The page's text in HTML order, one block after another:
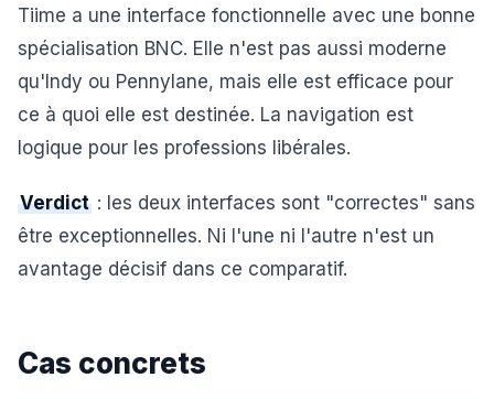
Tiime a une interface fonctionnelle avec une bonne
spécialisation BNC. Elle n'est pas aussi moderne
qu'Indy ou Pennylane, mais elle est efficace pour
ce à quoi elle est destinée. La navigation est
logique pour les professions libérales.
Verdict : les deux interfaces sont "correctes" sans
être exceptionnelles. Ni l'une ni l'autre n'est un
avantage décisif dans ce comparatif.
Cas concrets